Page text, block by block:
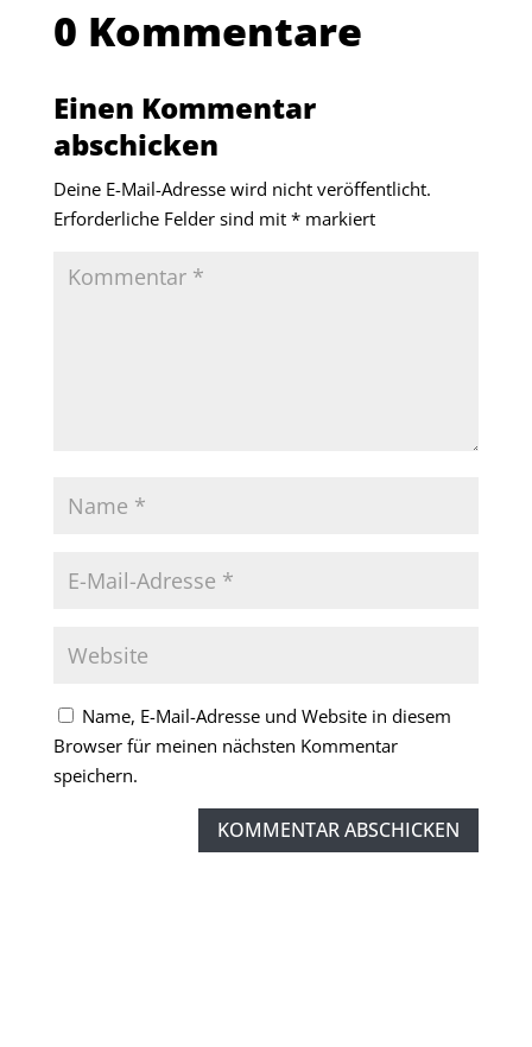
0 Kommentare
Einen Kommentar
abschicken
Deine E-Mail-Adresse wird nicht veröffentlicht.
Erforderliche Felder sind mit *markiert
Name, E-Mail-Adresse und Website in diesem
Browser für meinen nächsten Kommentar
speichern.
KOMMENTAR ABSCHICKEN